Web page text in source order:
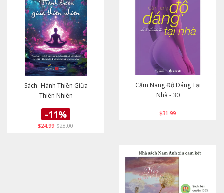
Sách -Hành Thiền Giữa
Thiên Nhiên
-11%
$24.99 $28.00
Cẩm Nang Độ Dáng Tại
Nhà - 30
$31.99